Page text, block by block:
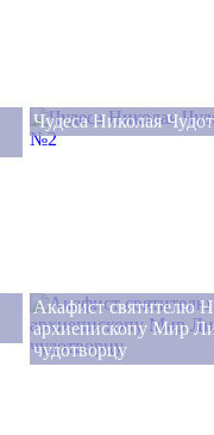
Чудеса Николая
Акафист святителю
архиепископу Мир
чудотворцу